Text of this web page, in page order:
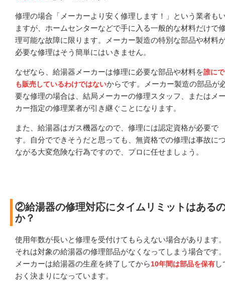
修理の場合「メーカーより安く修理します！」という業者も
ますが、ホームセンターなどで手に入る一般的な材料だけで
理可能な故障に限ります。メーカー製造の特別な部品や材料
必要な修理はそう簡単にはいきません。
なぜなら、給湯器メーカーは修理に必要な部品や材料を誰にで
も販売しているわけではないからです。メーカー製造の部品が
要な修理の場合は、結局メーカーの修理スタッフ、またはメ
カー指定の修理業者が引き継ぐことになります。
また、給湯器はガス機器なので、修理には認定資格が必要で
す。自分でできそうだと思っても、無資格での修理は事故に
ながる大変危険な行為ですので、プロに任せましょう。
②給湯器の修理対応にタイムリミットはある
か？
使用年数が長いと修理を受付けてもらえない場合があります
それは対象の給湯器の修理部品がなくなってしまう場合です
メーカーは給湯器の生産を終了してから10年間は部品を保有し
おく決まりになっています。